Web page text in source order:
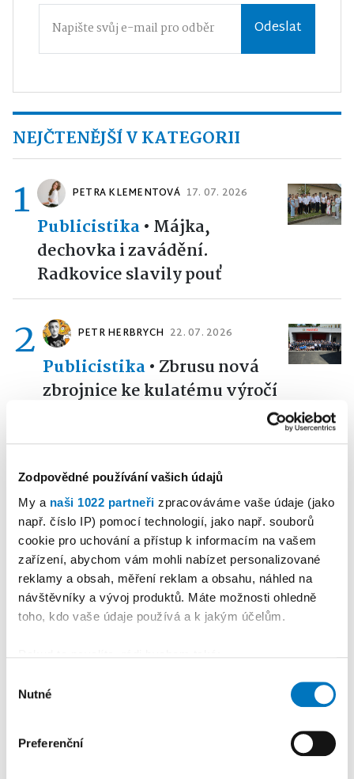
Zodpovědné používání vašich údajů
My a naši 1022 partneři zpracováváme vaše údaje (jako
např. číslo IP) pomocí technologií, jako např. souborů
cookie pro uchování a přístup k informacím na vašem
zařízení, abychom vám mohli nabízet personalizované
reklamy a obsah, měření reklam a obsahu, náhled na
návštěvníky a vývoj produktů. Máte možnosti ohledně
toho, kdo vaše údaje používá a k jakým účelům.
poloze, které mohou být přesné na několik metrů
skenování pro konkrétní charakteristiky (otisk prstu)
Zjistěte více o tom, jak zpracováváme vaše osobní
souhlasu
Nutné
Preferenční
Odeslat
NEJČTENĚJŠÍ V KATEGORII
1 PETRA KLEMENTOVÁ 17. 07. 2026
Publicistika• Májka,
dechovka i zavádění.
Radkovice slavily pouť
2 PETR HERBRYCH 22. 07. 2026
Publicistika• Zbrusu nová
zbrojnice ke kulatému výročí
3
MARTINA DĚDKOVÁ
20. 07.
Publicistika•Sestry chybí.
Nemocnice bijí na poplach
4
MARTINA DĚDKOVÁ
CHROMÁ
04. 08.
2026
Publicistika•Ani se tam
neohřála
5
točí.“ V Dašovském mlýně se